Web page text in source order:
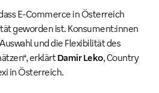
E-Commerce in Österreich
geworden ist. Konsument:innen
und die Flexibilität des
erklärtDamir Leko, Country
in Österreich.